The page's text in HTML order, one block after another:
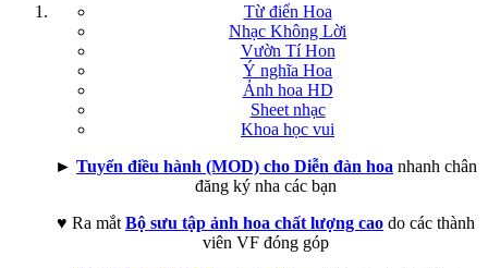
Từ điển Hoa
Nhạc Không Lời
Vườn Tí Hon
Ý nghĩa Hoa
Ảnh hoa HD
Sheet nhạc
Khoa học vui
► Tuyển điều hành (MOD) cho Diễn đàn hoa nhanh chân
đăng ký nha các bạn
♥ Ra mắt Bộ sưu tập ảnh hoa chất lượng cao do các thành
viên VF đóng góp